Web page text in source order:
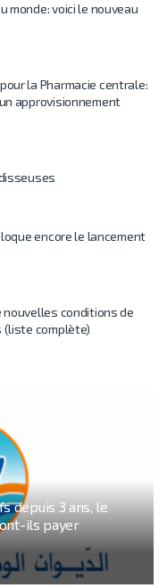
monde: voici le nouveau
la Pharmacie centrale:
approvisionnement
encore le lancement
nouvelles conditions de
(liste complète)
depuis 3 ans, le
ils payer